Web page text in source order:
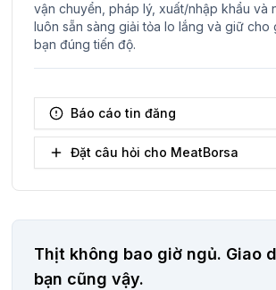
vận chuyển, pháp lý, xuất/nhập khẩu và
luôn sẵn sàng giải tỏa lo lắng và giữ cho
bạn đúng tiến độ.
Báo cáo tin đăng
Đặt câu hỏi cho MeatBorsa
Thịt không bao giờ ngủ. Giao
bạn cũng vậy.